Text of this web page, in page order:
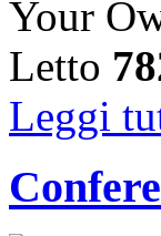
Your
Letto
Leggi